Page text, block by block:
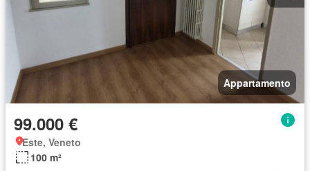
Appartamento
99.000 €
Este, Veneto
100 m²